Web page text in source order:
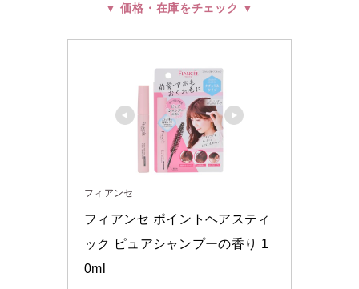
▼ 価格・在庫をチェック ▼
フィアンセ
フィアンセ ポイントヘアスティ
ック ピュアシャンプーの香り 1
0ml